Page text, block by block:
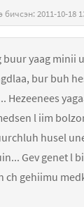
buur yaag minii
bur buh
Hezeenees
l iim
husel
Gev genet l
ch gehiimu